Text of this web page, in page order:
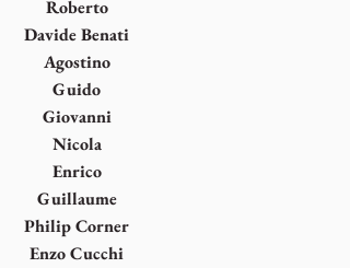
Roberto
Barni
Davide Benati
Agostino
Bonalumi
Guido
Cadorin
Giovanni
Campus
Nicola
Carrino
Enrico
Castellani
Guillaume
Corneille
Philip Corner
Enzo Cucchi